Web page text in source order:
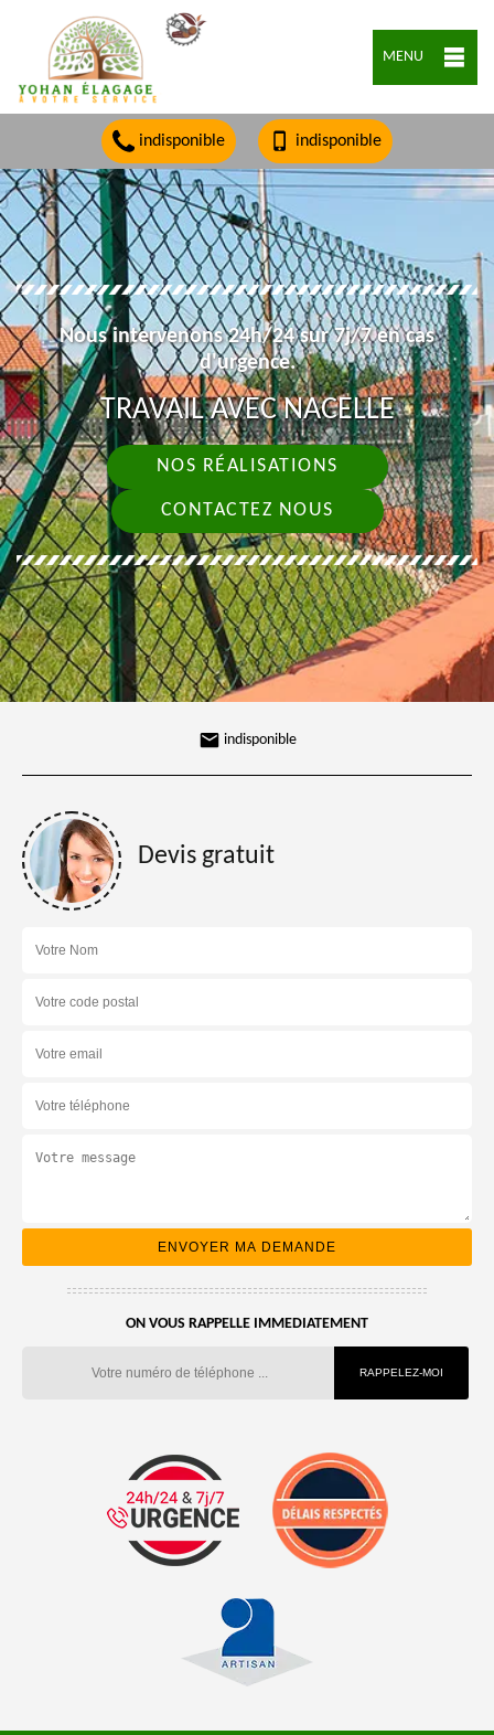
MENU
indisponible indisponible
Nous intervenons 24h/24 sur 7j/7 en cas
d'urgence.
TRAVAIL AVEC NACELLE
NOS RÉALISATIONS
CONTACTEZ NOUS
indisponible
Devis gratuit
ON VOUS RAPPELLE IMMEDIATEMENT